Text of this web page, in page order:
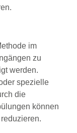
im
zu
werden.
spezielle
die
können